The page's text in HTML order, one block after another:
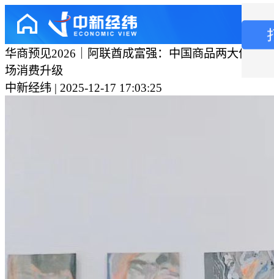
华商预见2026｜阿联酋成富强：中国商品两大优势
场消费升级
中新经纬 | 2025-12-17 17:03:25